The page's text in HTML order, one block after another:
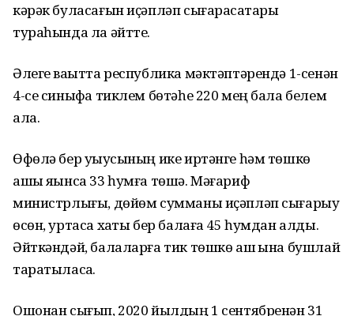
кәрәк буласағын иҫәпләп сығарасаҡтары
тураһында ла әйтте.
Әлеге ваҡытта республика мәктәптәрендә 1-сенән
4-се синыфҡа тиклем бөтәһе 220 мең бала белем
ала.
Өфөлә бер уҡыусының ике иртәнге һәм төшкө
ашы яҡынса 33 һумға төшә. Мәғариф
министрлығы, дөйөм сумманы иҫәпләп сығарыу
өсөн, уртаса хаҡты бер балаға 45 һумдан алды.
Әйткәндәй, балаларға тик төшкө аш ҡына бушлай
таратыласаҡ.
Ошонан сығып, 2020 йылдың 1 сентябренән 31